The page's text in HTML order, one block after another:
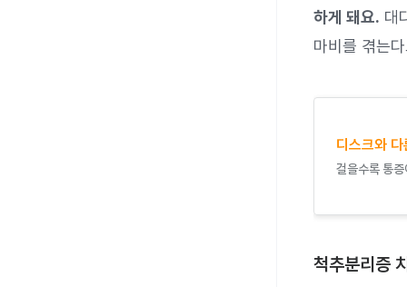
하게 돼요. 대
마비를 겪는
디스크와
걸을수록 통
척추분리증